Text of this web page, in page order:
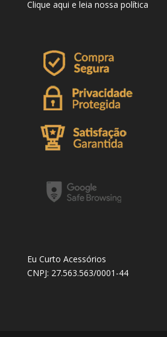
Clique aqui e leia nossa política
Eu Curto Acessórios
CNPJ: 27.563.563/0001-44